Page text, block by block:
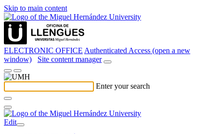
Skip to main content
ELECTRONIC OFFICE Authenticated Access (open a new
window)
Site content manager
Enter your search
Edit